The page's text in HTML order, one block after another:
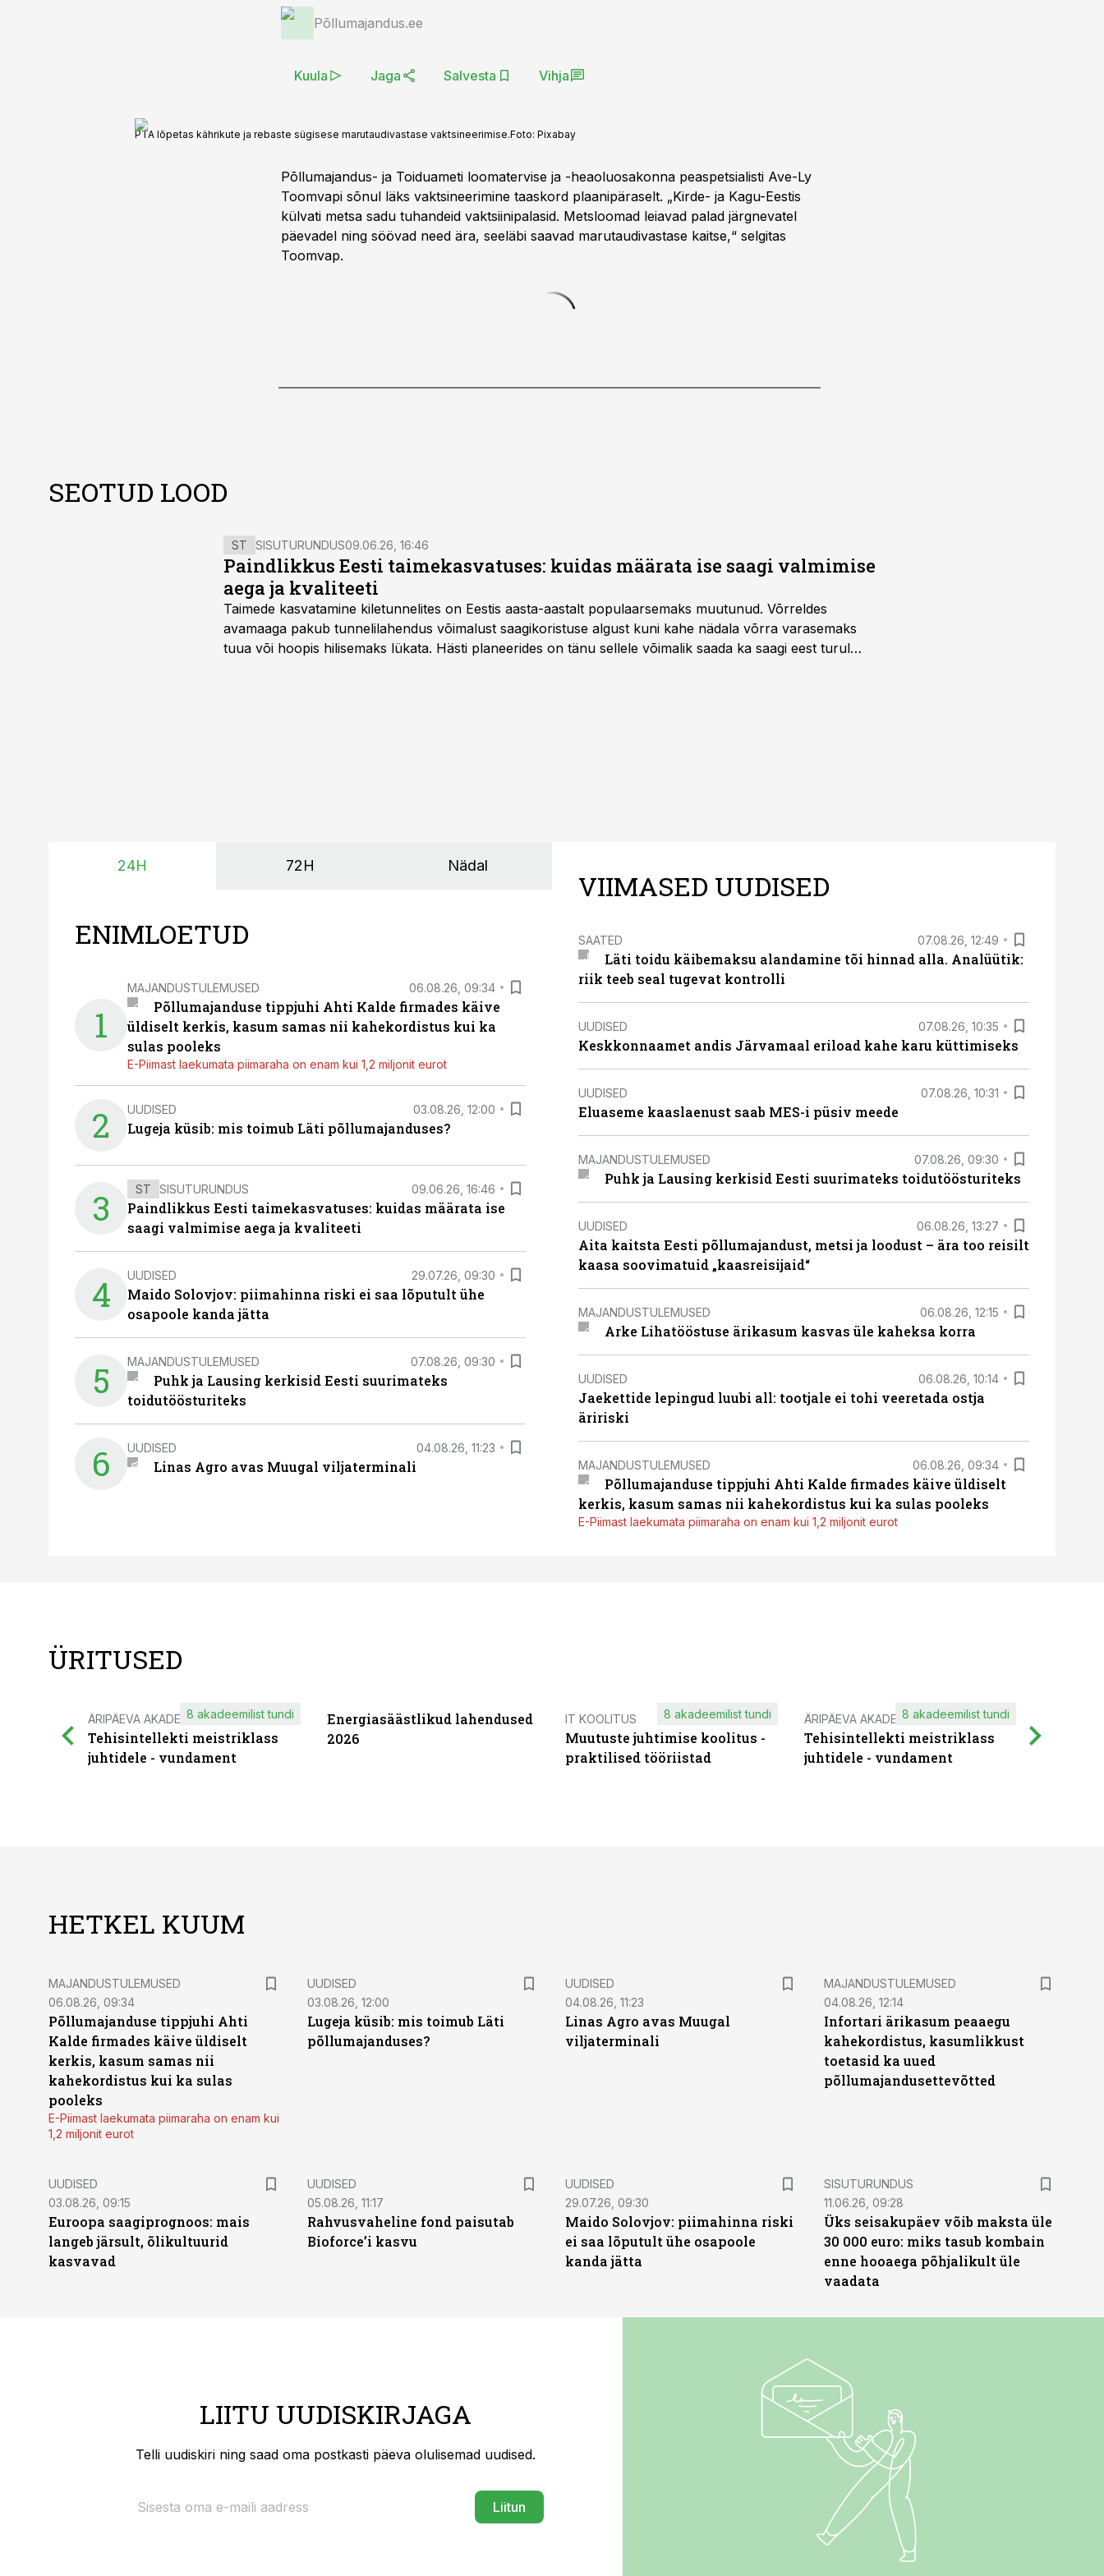
Põllumajandus.ee
Kuula Jaga Salvesta Vihja
PTA lõpetas kährikute ja rebaste sügisese marutaudivastase vaktsineerimise.Foto: Pixabay
Põllumajandus- ja Toiduameti loomatervise ja -heaoluosakonna peaspetsialisti Ave-Ly
Toomvapi sõnul läks vaktsineerimine taaskord plaanipäraselt. „Kirde- ja Kagu-Eestis
külvati metsa sadu tuhandeid vaktsiinipalasid. Metsloomad leiavad palad järgnevatel
päevadel ning söövad need ära, seeläbi saavad marutaudivastase kaitse,“ selgitas
Toomvap.
SEOTUD LOOD
ST SISUTURUNDUS09.06.26, 16:46
Paindlikkus Eesti taimekasvatuses: kuidas määrata ise saagi valmimise
aega ja kvaliteeti
Taimede kasvatamine kiletunnelites on Eestis aasta-aastalt populaarsemaks muutunud. Võrreldes
avamaaga pakub tunnelilahendus võimalust saagikoristuse algust kuni kahe nädala võrra varasemaks
tuua või hoopis hilisemaks lükata. Hästi planeerides on tänu sellele võimalik saada ka saagi eest turul
24H 72H Nädal
ENIMLOETUD
1
MAJANDUSTULEMUSED 06.08.26, 09:34
Põllumajanduse tippjuhi Ahti Kalde firmades käive
üldiselt kerkis, kasum samas nii kahekordistus kui ka
sulas pooleks
E-Piimast laekumata piimaraha on enam kui 1,2 miljonit eurot
2 UUDISED 03.08.26, 12:00
Lugeja küsib: mis toimub Läti põllumajanduses?
3 ST SISUTURUNDUS 09.06.26, 16:46
Paindlikkus Eesti taimekasvatuses: kuidas määrata ise
saagi valmimise aega ja kvaliteeti
4 UUDISED 29.07.26, 09:30
Maido Solovjov: piimahinna riski ei saa lõputult ühe
osapoole kanda jätta
5 MAJANDUSTULEMUSED 07.08.26, 09:30
Puhk ja Lausing kerkisid Eesti suurimateks
toidutöösturiteks
6 UUDISED 04.08.26, 11:23
Linas Agro avas Muugal viljaterminali
VIIMASED UUDISED
SAATED 07.08.26, 12:49
Läti toidu käibemaksu alandamine tõi hinnad alla. Analüütik:
riik teeb seal tugevat kontrolli
UUDISED 07.08.26, 10:35
Keskkonnaamet andis Järvamaal eriload kahe karu küttimiseks
UUDISED 07.08.26, 10:31
Eluaseme kaaslaenust saab MES-i püsiv meede
MAJANDUSTULEMUSED 07.08.26, 09:30
Puhk ja Lausing kerkisid Eesti suurimateks toidutöösturiteks
UUDISED 06.08.26, 13:27
Aita kaitsta Eesti põllumajandust, metsi ja loodust – ära too reisilt
kaasa soovimatuid „kaasreisijaid“
MAJANDUSTULEMUSED 06.08.26, 12:15
Arke Lihatööstuse ärikasum kasvas üle kaheksa korra
UUDISED 06.08.26, 10:14
Jaekettide lepingud luubi all: tootjale ei tohi veeretada ostja
äririski
MAJANDUSTULEMUSED 06.08.26, 09:34
Põllumajanduse tippjuhi Ahti Kalde firmades käive üldiselt
kerkis, kasum samas nii kahekordistus kui ka sulas pooleks
E-Piimast laekumata piimaraha on enam kui 1,2 miljonit eurot
ÜRITUSED
ÄRIPÄEVA AKADEEMIA
Tehisintellekti meistriklass
juhtidele - vundament
8 akadeemilist tundi
Energiasäästlikud lahendused
2026
IT KOOLITUS
Muutuste juhtimise koolitus -
praktilised tööriistad
8 akadeemilist tundi ÄRIPÄEVA AKADEEMIA
Tehisintellekti meistriklass
juhtidele - vundament
8 akadeemilist tundi
HETKEL KUUM
MAJANDUSTULEMUSED
06.08.26, 09:34
Põllumajanduse tippjuhi Ahti
Kalde firmades käive üldiselt
kerkis, kasum samas nii
kahekordistus kui ka sulas
pooleks
E-Piimast laekumata piimaraha on enam kui
1,2 miljonit eurot
UUDISED
03.08.26, 12:00
Lugeja küsib: mis toimub Läti
põllumajanduses?
UUDISED
04.08.26, 11:23
Linas Agro avas Muugal
viljaterminali
MAJANDUSTULEMUSED
04.08.26, 12:14
Infortari ärikasum peaaegu
kahekordistus, kasumlikkust
toetasid ka uued
põllumajandusettevõtted
UUDISED
03.08.26, 09:15
Euroopa saagiprognoos: mais
langeb järsult, õlikultuurid
kasvavad
UUDISED
05.08.26, 11:17
Rahvusvaheline fond paisutab
Bioforce’i kasvu
UUDISED
29.07.26, 09:30
Maido Solovjov: piimahinna riski
ei saa lõputult ühe osapoole
kanda jätta
ST
SISUTURUNDUS
11.06.26, 09:28
Üks seisakupäev võib maksta üle
30 000 euro: miks tasub kombain
enne hooaega põhjalikult üle
vaadata
LIITU UUDISKIRJAGA
Telli uudiskiri ning saad oma postkasti päeva olulisemad uudised.
Liitun